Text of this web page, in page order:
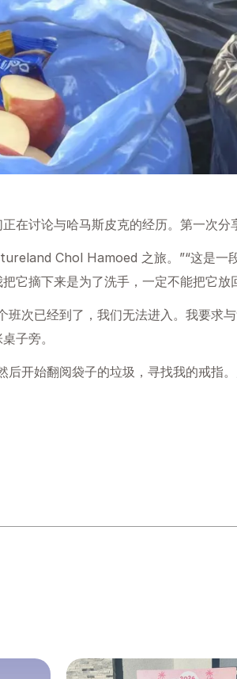
在讨论与哈马斯皮克的经历。第一次分
Chol Hamoed 之旅。”“这是一
它摘下来是为了洗手，一定不能把它放
次已经到了，我们无法进入。我要求
子旁。
开始翻阅袋子的垃圾，寻找我的戒指